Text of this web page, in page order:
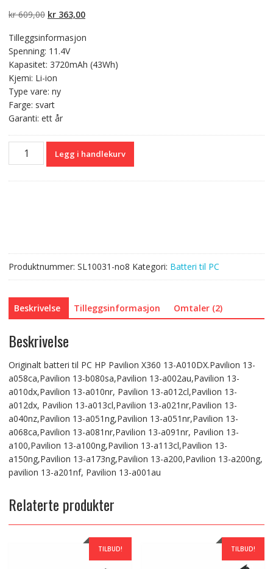
kundevurderinger
kr609,00 Opprinnelig
var:
kr 609,00.
kr363,00Nåværende
er:
Tilleggsinformasjon
Spenning: 11.4V
Kapasitet: 3720mAh (43Wh)
Kjemi: Li-ion
Type vare: ny
Farge: svart
Garanti: ett år
Originalt
batteri
A010DX.
antall
Legg i handlekurv
Produktnummer: SL10031-no8 Kategori: Batteri til PC
Beskrivelse Tilleggsinformasjon Omtaler (2)
Beskrivelse
Originalt batteri til PC HP Pavilion X360 13-A010DX.Pavilion 13-
a058ca,Pavilion 13-b080sa,Pavilion 13-a002au,Pavilion 13-
a010dx,Pavilion 13-a010nr, Pavilion 13-a012cl,Pavilion 13-
a012dx, Pavilion 13-a013cl,Pavilion 13-a021nr,Pavilion 13-
a040nz,Pavilion 13-a051ng,Pavilion 13-a051nr,Pavilion 13-
a068ca,Pavilion 13-a081nr,Pavilion 13-a091nr, Pavilion 13-
a100,Pavilion 13-a100ng,Pavilion 13-a113cl,Pavilion 13-
a150ng,Pavilion 13-a173ng,Pavilion 13-a200,Pavilion 13-a200ng,
pavilion 13-a201nf, Pavilion 13-a001au
Relaterte produkter
TILBUD! TILBUD!